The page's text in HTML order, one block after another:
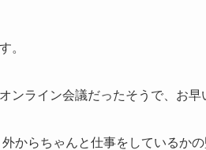
。
ンライン会議だったそうで、お早
からちゃんと仕事をしているかの